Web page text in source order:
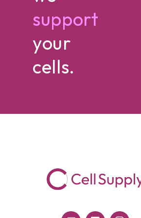
support
your
cells.